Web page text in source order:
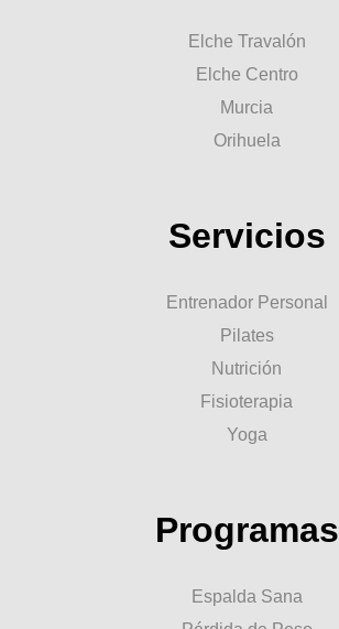
Elche Travalón
Elche Centro
Murcia
Orihuela
Servicios
Entrenador Personal
Pilates
Nutrición
Fisioterapia
Yoga
Programas
Espalda Sana